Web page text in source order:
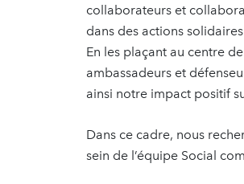
collaborateurs et
dans des actions
En les plaçant au centre
ambassadeurs et
ainsi notre impact positif
Dans ce cadre, nous
sein de l’équipe Social